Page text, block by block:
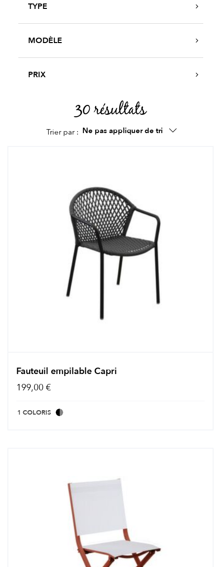
TYPE
MODÈLE
PRIX
30 résultats
Trier par : Ne pas appliquer de tri
Fauteuil empilable Capri
199,00 €
1 COLORIS